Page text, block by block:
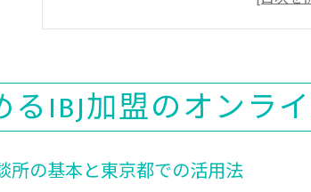
オンライン結婚相談所IBJ
無料カウンセリングで分かる
IBJオンライン結婚相談所
無料カウンセリングで感じ
るIBJ加盟のオンラ
所の基本と東京都での活用法